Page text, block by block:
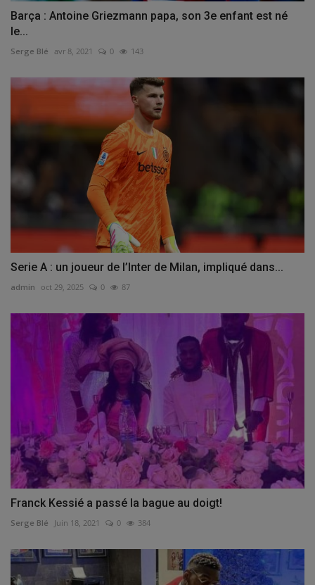
Barça : Antoine Griezmann papa, son 3e enfant est né
le...
Serge Blé avr 8, 2021 0 143
Serie A : un joueur de l’Inter de Milan, impliqué dans...
admin oct 29, 2025 0 87
Franck Kessié a passé la bague au doigt!
Serge Blé Juin 18, 2021 0 384